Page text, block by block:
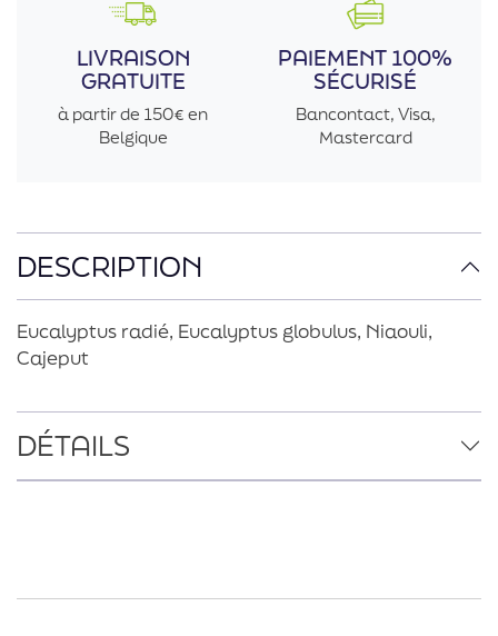
DESCRIPTION
Eucalyptus radié, Eucalyptus globulus, Niaouli,
Cajeput
DÉTAILS
LIVRAISON
GRATUITE
à partir de 150€ en
Belgique
PAIEMENT 100%
SÉCURISÉ
Bancontact, Visa,
Mastercard